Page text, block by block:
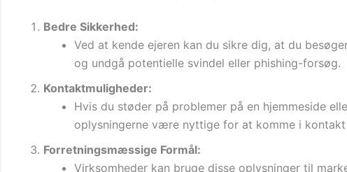
Bedre Sikkerhed:
Ved at kende ejeren kan du sikre dig, at du
og undgå potentielle svindel eller phishing-forsøg.
Kontaktmuligheder:
Hvis du støder på problemer på en hjemmeside
oplysningerne være nyttige for at komme i kontakt
Forretningsmæssige Formål:
Virksomheder kan bruge disse oplysninger til